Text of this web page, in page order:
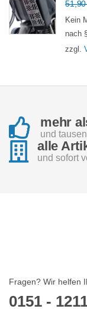
Kein
nach
zzgl.
mehr
und
alle
und sofort
Fragen? Wir helfen
0151 -